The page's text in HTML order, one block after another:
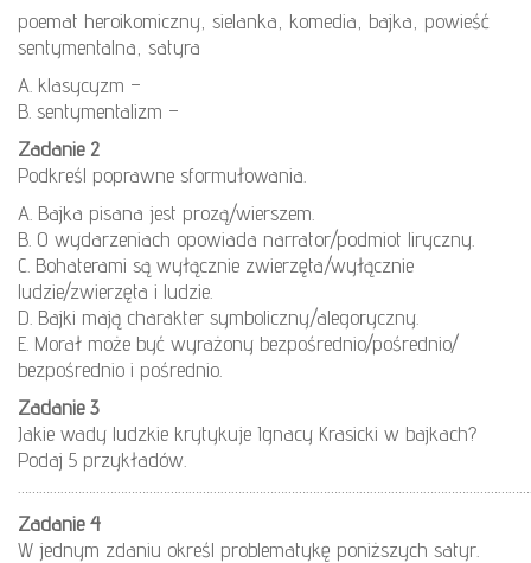
poemat heroikomiczny, sielanka, komedia, bajka, powieść
sentymentalna, satyra
A. klasycyzm –
B. sentymentalizm –
Zadanie 2
Podkreśl poprawne sformułowania.
A. Bajka pisana jest prozą/wierszem.
B. O wydarzeniach opowiada narrator/podmiot liryczny.
C. Bohaterami są wyłącznie zwierzęta/wyłącznie
ludzie/zwierzęta i ludzie.
D. Bajki mają charakter symboliczny/alegoryczny.
E. Morał może być wyrażony bezpośrednio/pośrednio/
bezpośrednio i pośrednio.
Zadanie 3
Jakie wady ludzkie krytykuje Ignacy Krasicki w bajkach?
Podaj 5 przykładów.
Zadanie 4
W jednym zdaniu określ problematykę poniższych satyr.